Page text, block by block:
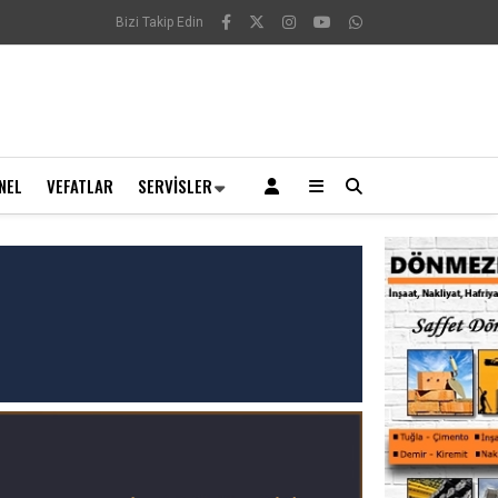
Bizi Takip Edin
VEFATLAR SERVISLER